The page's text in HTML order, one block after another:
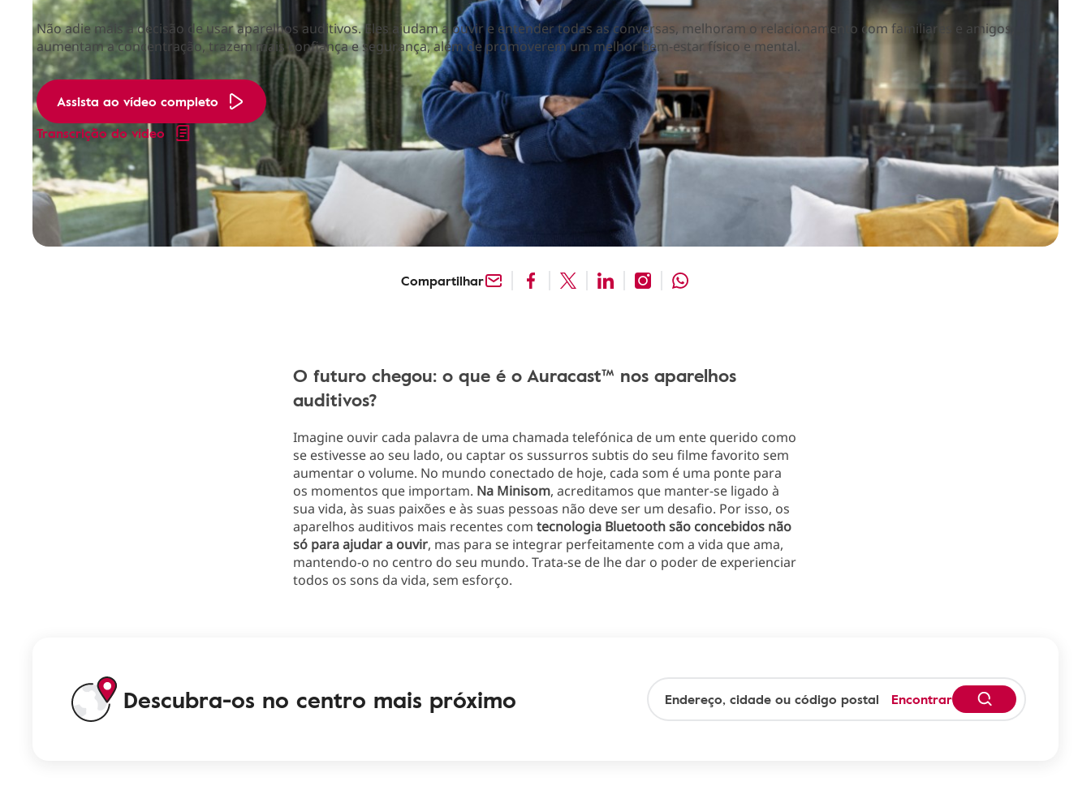
Não adie mais a decisão de usar aparelhos auditivos. Eles ajudam a ouvir e entender todas as conversas, melhoram o relacionamento com familiares e amigos,
aumentam a concentração, trazem mais confiança e segurança, além de promoverem um melhor bem-estar físico e mental.
Assista ao vídeo completo
Transcrição do vídeo
Compartilhar
O futuro chegou: o que é o Auracast™ nos aparelhos
auditivos?
Imagine ouvir cada palavra de uma chamada telefónica de um ente querido como
se estivesse ao seu lado, ou captar os sussurros subtis do seu filme favorito sem
aumentar o volume. No mundo conectado de hoje, cada som é uma ponte para
os momentos que importam. Na Minisom, acreditamos que manter-se ligado à
sua vida, às suas paixões e às suas pessoas não deve ser um desafio. Por isso, os
aparelhos auditivos mais recentes com tecnologia Bluetooth são concebidos não
só para ajudar a ouvir, mas para se integrar perfeitamente com a vida que ama,
mantendo-o no centro do seu mundo. Trata-se de lhe dar o poder de experienciar
todos os sons da vida, sem esforço.
Descubra-os no centro mais próximo Encontrar